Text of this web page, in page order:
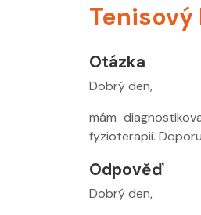
Otázka
Dobrý den,
mám
fyzioterapií.
Odpověď
Dobrý den,